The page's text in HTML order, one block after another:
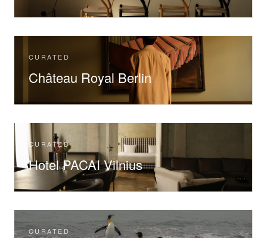
CURATED
Château Royal Berlin
CURATED
Hotel PACAI Vilnius
CURATED